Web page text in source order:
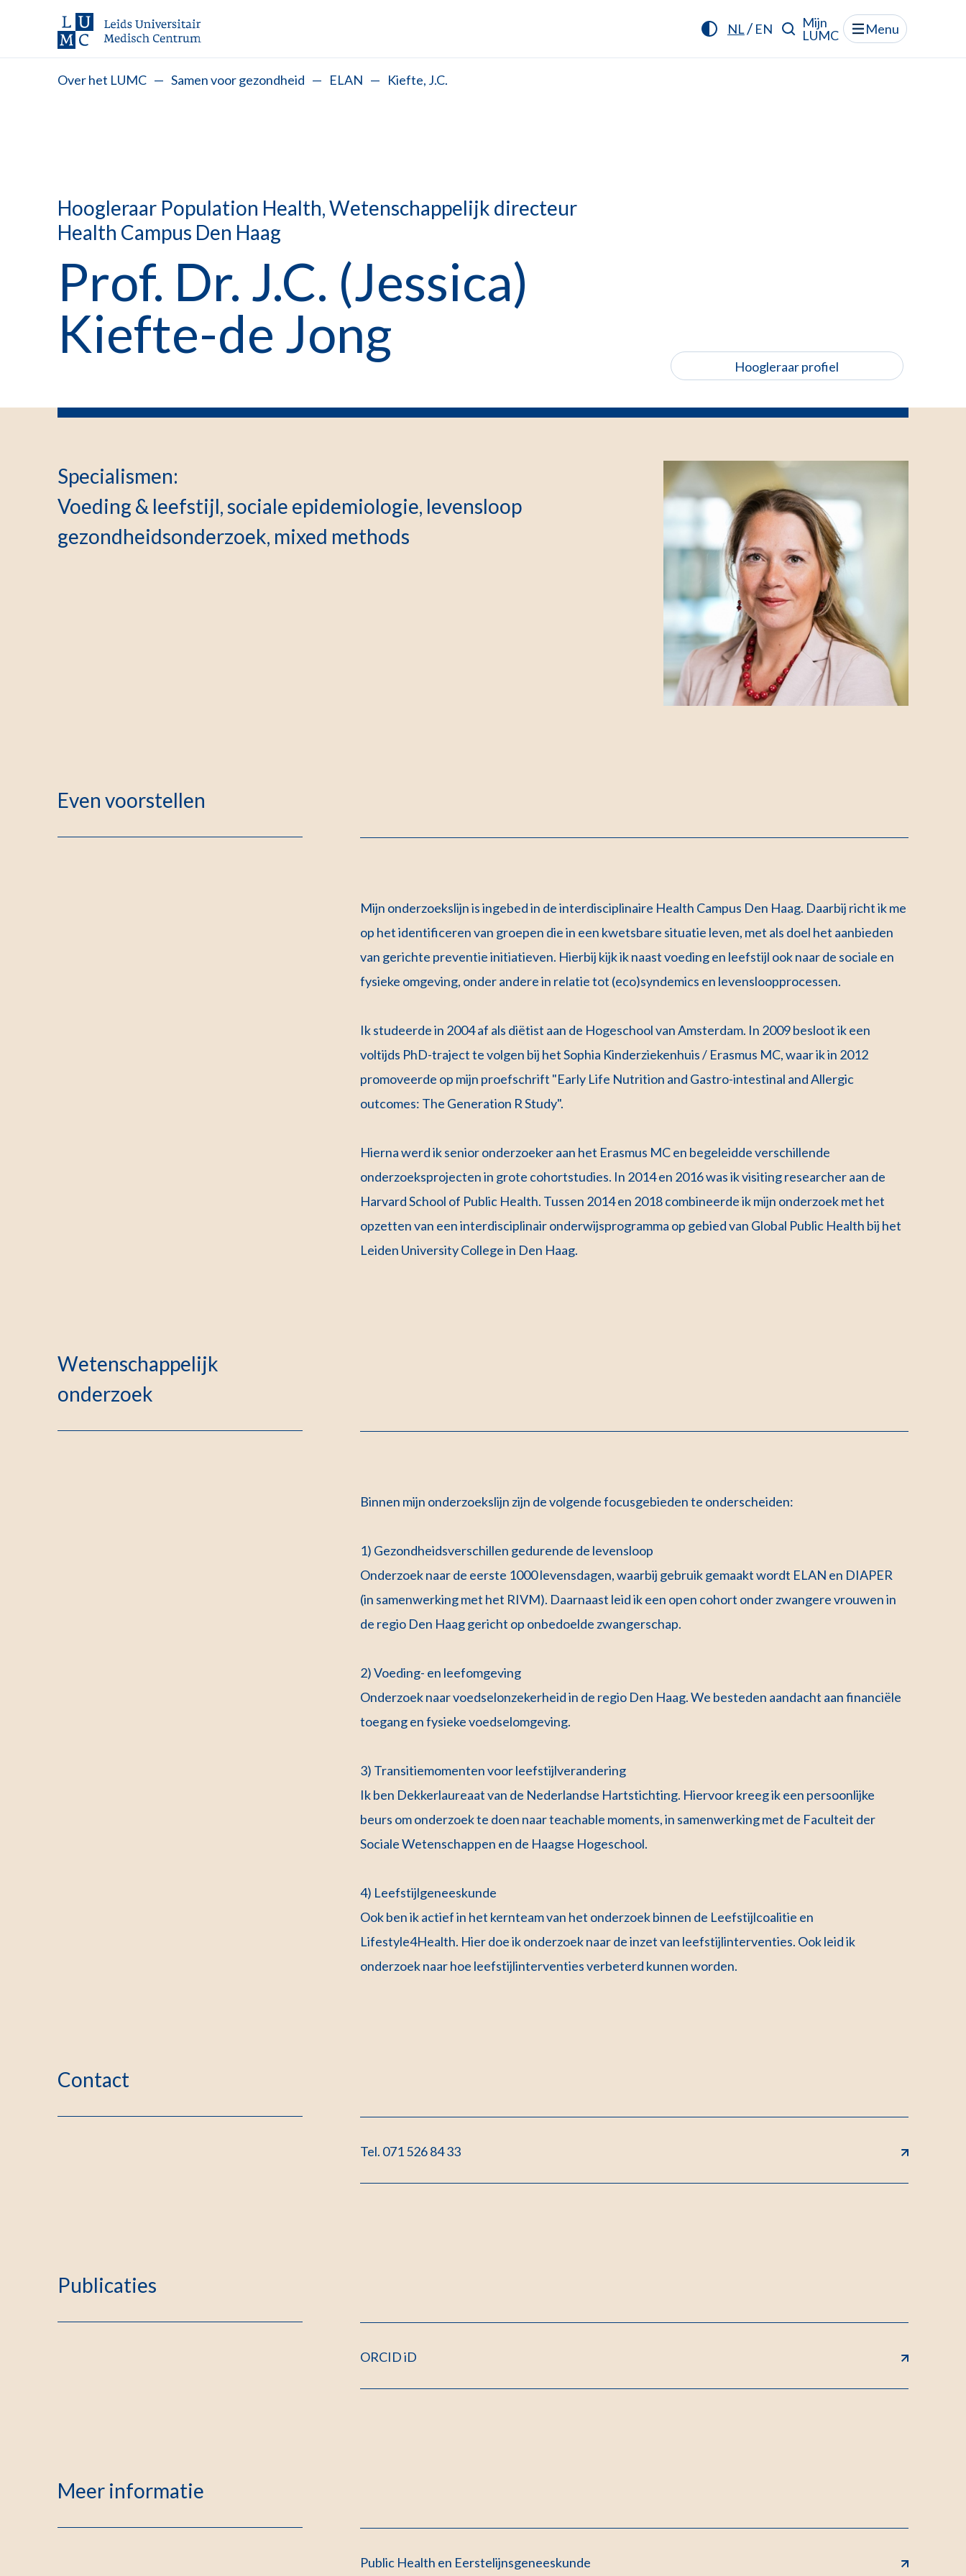
NL/ EN
Mijn
LUMC
Menu
Over het LUMC — Samen voor gezondheid — ELAN — Kiefte, J.C.
Hoogleraar Population Health, Wetenschappelijk directeur
Health Campus Den Haag
Prof. Dr. J.C. (Jessica)
Kiefte-de Jong
Hoogleraar profiel
Specialismen:
Voeding & leefstijl, sociale epidemiologie, levensloop
gezondheidsonderzoek, mixed methods
Even voorstellen
Mijn onderzoekslijn is ingebed in de interdisciplinaire Health Campus Den Haag. Daarbij richt ik me
op het identificeren van groepen die in een kwetsbare situatie leven, met als doel het aanbieden
van gerichte preventie initiatieven. Hierbij kijk ik naast voeding en leefstijl ook naar de sociale en
fysieke omgeving, onder andere in relatie tot (eco)syndemics en levensloopprocessen.
Ik studeerde in 2004 af als diëtist aan de Hogeschool van Amsterdam. In 2009 besloot ik een
voltijds PhD-traject te volgen bij het Sophia Kinderziekenhuis / Erasmus MC, waar ik in 2012
promoveerde op mijn proefschrift "Early Life Nutrition and Gastro-intestinal and Allergic
outcomes: The Generation R Study".
Hierna werd ik senior onderzoeker aan het Erasmus MC en begeleidde verschillende
onderzoeksprojecten in grote cohortstudies. In 2014 en 2016 was ik visiting researcher aan de
Harvard School of Public Health. Tussen 2014 en 2018 combineerde ik mijn onderzoek met het
opzetten van een interdisciplinair onderwijsprogramma op gebied van Global Public Health bij het
Leiden University College in Den Haag.
Wetenschappelijk
onderzoek
Binnen mijn onderzoekslijn zijn de volgende focusgebieden te onderscheiden:
1) Gezondheidsverschillen gedurende de levensloop
Onderzoek naar de eerste 1000 levensdagen, waarbij gebruik gemaakt wordt ELAN en DIAPER
(in samenwerking met het RIVM). Daarnaast leid ik een open cohort onder zwangere vrouwen in
de regio Den Haag gericht op onbedoelde zwangerschap.
2) Voeding- en leefomgeving
Onderzoek naar voedselonzekerheid in de regio Den Haag. We besteden aandacht aan financiële
toegang en fysieke voedselomgeving.
3) Transitiemomenten voor leefstijlverandering
Ik ben Dekkerlaureaat van de Nederlandse Hartstichting. Hiervoor kreeg ik een persoonlijke
beurs om onderzoek te doen naar teachable moments, in samenwerking met de Faculteit der
Sociale Wetenschappen en de Haagse Hogeschool.
4) Leefstijlgeneeskunde
Ook ben ik actief in het kernteam van het onderzoek binnen de Leefstijlcoalitie en
Lifestyle4Health. Hier doe ik onderzoek naar de inzet van leefstijlinterventies. Ook leid ik
onderzoek naar hoe leefstijlinterventies verbeterd kunnen worden.
Contact
Tel. 071 526 84 33
Publicaties
ORCID iD
Meer informatie
Public Health en Eerstelijnsgeneeskunde